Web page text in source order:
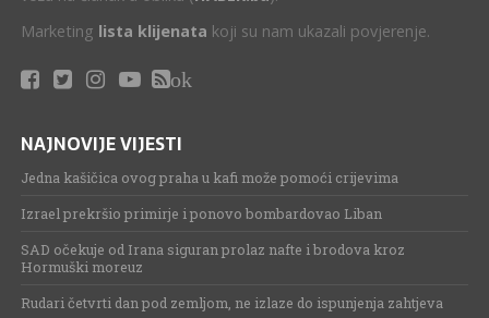
Marketing lista klijenata koji su nam ukazali povjerenje.
ok
NAJNOVIJE VIJESTI
Jedna kašičica ovog praha u kafi može pomoći crijevima
Izrael prekršio primirje i ponovo bombardovao Liban
SAD očekuje od Irana siguran prolaz nafte i brodova kroz
Hormuški moreuz
Rudari četvrti dan pod zemljom, ne izlaze do ispunjenja zahtjeva